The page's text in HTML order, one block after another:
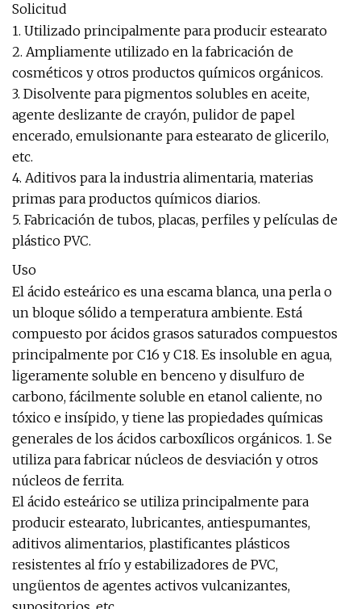
Solicitud
1. Utilizado principalmente para producir estearato
2. Ampliamente utilizado en la fabricación de
cosméticos y otros productos químicos orgánicos.
3. Disolvente para pigmentos solubles en aceite,
agente deslizante de crayón, pulidor de papel
encerado, emulsionante para estearato de glicerilo,
etc.
4. Aditivos para la industria alimentaria, materias
primas para productos químicos diarios.
5. Fabricación de tubos, placas, perfiles y películas de
plástico PVC.
Uso
El ácido esteárico es una escama blanca, una perla o
un bloque sólido a temperatura ambiente. Está
compuesto por ácidos grasos saturados compuestos
principalmente por C16 y C18. Es insoluble en agua,
ligeramente soluble en benceno y disulfuro de
carbono, fácilmente soluble en etanol caliente, no
tóxico e insípido, y tiene las propiedades químicas
generales de los ácidos carboxílicos orgánicos. 1. Se
utiliza para fabricar núcleos de desviación y otros
núcleos de ferrita.
El ácido esteárico se utiliza principalmente para
producir estearato, lubricantes, antiespumantes,
aditivos alimentarios, plastificantes plásticos
resistentes al frío y estabilizadores de PVC,
ungüentos de agentes activos vulcanizantes,